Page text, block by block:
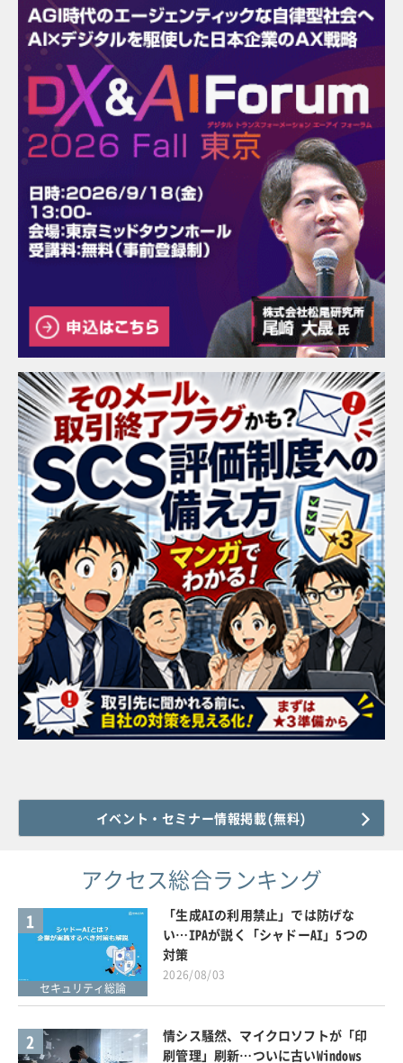
イベント・セミナー情報掲載(無料)
アクセス総合ランキング
1
セキュリティ総論
「生成AIの利用禁止」では防げな
い…IPAが説く「シャドーAI」5つの
対策
2026/08/03
2
情シス騒然、マイクロソフトが「印
刷管理」刷新…ついに古いWindows